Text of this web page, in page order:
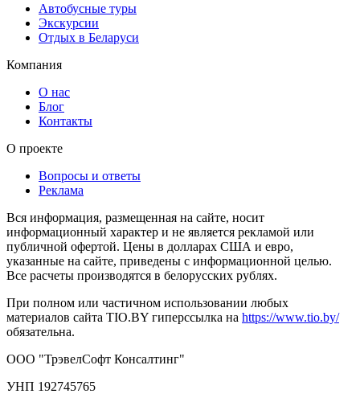
Автобусные туры
Экскурсии
Отдых в Беларуси
Компания
О нас
Блог
Контакты
О проекте
Вопросы и ответы
Реклама
Вся информация, размещенная на сайте, носит
информационный характер и не является рекламой или
публичной офертой. Цены в долларах США и евро,
указанные на сайте, приведены с информационной целью.
Все расчеты производятся в белорусских рублях.
При полном или частичном использовании любых
материалов сайта TIO.BY гиперссылка на https://www.tio.by/
обязательна.
ООО "ТрэвелСофт Консалтинг"
УНП 192745765